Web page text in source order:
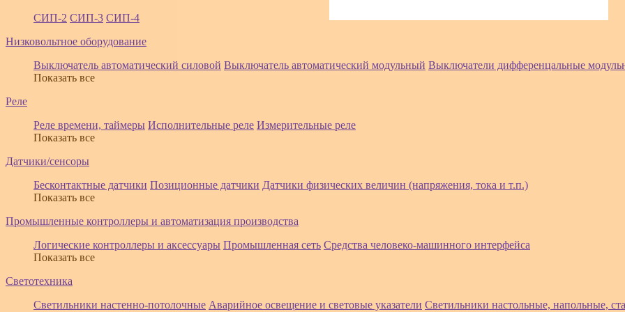
СИП-2 СИП-3 СИП-4
Низковольтное оборудование
Выключатель автоматический силовой Выключатель автоматический модульный Выключатели дифференцальные
Показать все
Реле
Реле времени, таймеры Исполнительные реле Измерительные реле
Показать все
Датчики/сенсоры
Бесконтактные датчики Позиционные датчики Датчики физических величин (напряжения, тока и т.п.)
Показать все
Промышленные контроллеры и автоматизация производства
Логические контроллеры и аксессуары Промышленная сеть Средства человеко-машинного интерфейса
Показать все
Светотехника
Светильники настенно-потолочные Аварийное освещение и световые указатели Светильники настольные, напольные,